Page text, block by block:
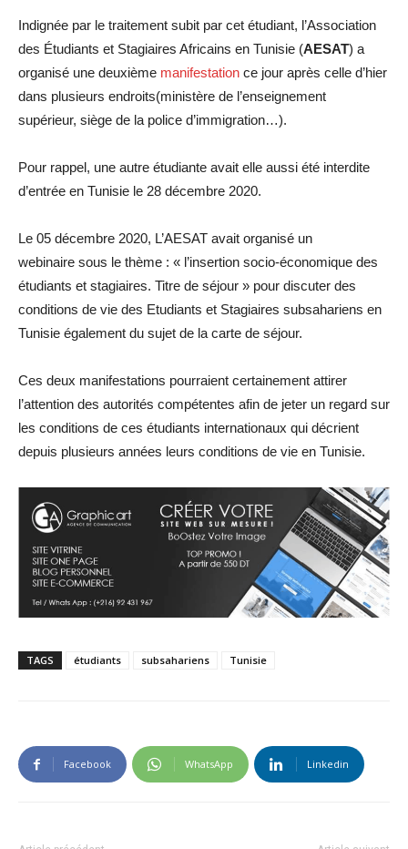
Indignée par le traitement subit par cet étudiant, l’Association
des Étudiants et Stagiaires Africains en Tunisie (AESAT) a
organisé une deuxième manifestation ce jour après celle d’hier
dans plusieurs endroits(ministère de l’enseignement
supérieur, siège de la police d’immigration…).
Pour rappel, une autre étudiante avait elle aussi été interdite
d’entrée en Tunisie le 28 décembre 2020.
Le 05 décembre 2020, L’AESAT avait organisé un
webinaire sous le thème : « l’insertion socio-économique des
étudiants et stagiaires. Titre de séjour » pour discuter des
conditions de vie des Etudiants et Stagiaires subsahariens en
Tunisie également du sujet de la carte de séjour.
Ces deux manifestations pourraient certainement attirer
l’attention des autorités compétentes afin de jeter un regard sur
les conditions de ces étudiants internationaux qui décrient
depuis plusieurs années leurs conditions de vie en Tunisie.
TAGS étudiants subsahariens Tunisie
Facebook WhatsApp Linkedin